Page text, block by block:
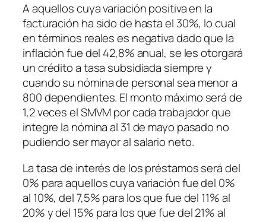
A aquellos cuya variación positiva en la
facturación ha sido de hasta el 30%, lo cual
en términos reales es negativa dado que la
inflación fue del 42,8% anual, se les otorgará
un crédito a tasa subsidiada siempre y
cuando su nómina de personal sea menor a
800 dependientes. El monto máximo será de
1,2 veces el SMVM por cada trabajador que
integre la nómina al 31 de mayo pasado no
pudiendo ser mayor al salario neto.
La tasa de interés de los préstamos será del
0% para aquellos cuya variación fue del 0%
al 10%, del 7,5% para los que fue del 11% al
20% y del 15% para los que fue del 21% al